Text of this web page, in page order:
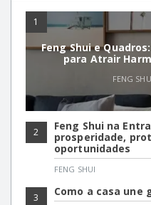
1
Feng Shui e
para Atrair
FENG
2
Feng Shui na
prosperidade,
oportunidades
FENG SHUI
3 Como a casa une